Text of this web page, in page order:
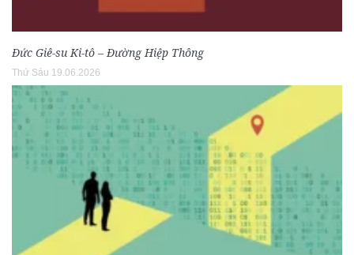
Đức Giê-su Ki-tô – Đường Hiệp Thông
Thứ Sáu 19.06.2026